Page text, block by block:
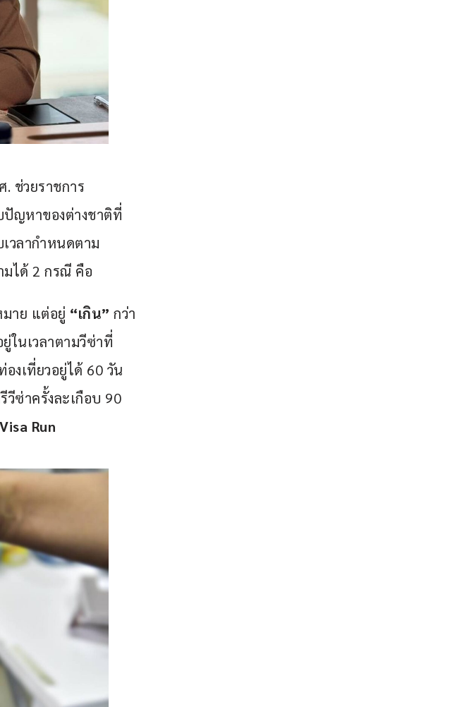
. ช่วยราชการ
ปัญหาของต่างชาติที่
วลากำหนดตาม
มได้ 2 กรณี คือ
มาย แต่อยู่ “เกิน” กว่า
ในเวลาตามวีซ่าที่
งเที่ยวอยู่ได้ 60 วัน
ซ่าครั้งละเกือบ 90
Visa Run